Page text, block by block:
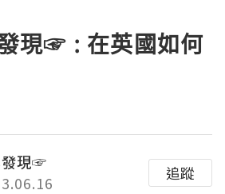
現☞ : 在英國如何
現☞
追蹤